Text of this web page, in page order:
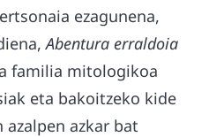
ezagunena,
Abentura erraldoia
familia mitologikoa
eta bakoitzeko kide
azkar bat